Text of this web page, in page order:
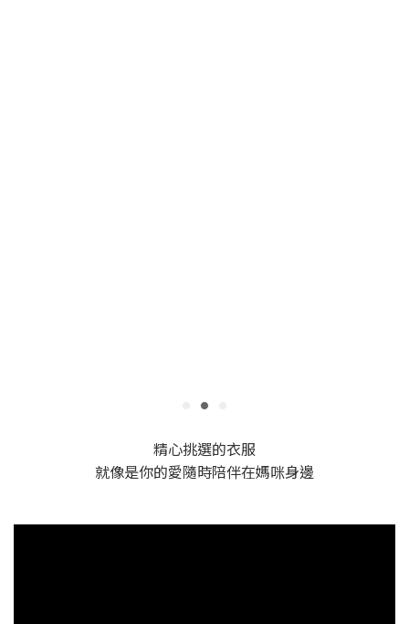
精心挑選的衣服
就像是你的愛隨時陪伴在媽咪身邊